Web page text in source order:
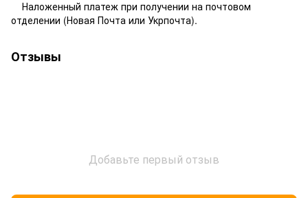
Наложенный платеж при получении на почтовом
отделении (Новая Почта или Укрпочта).
Отзывы
Добавьте первый отзыв